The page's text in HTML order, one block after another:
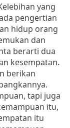
yang
pengertian
hidup orang
dan
berarti dua
kesempatan.
berikan
tapi juga
itu,
itu